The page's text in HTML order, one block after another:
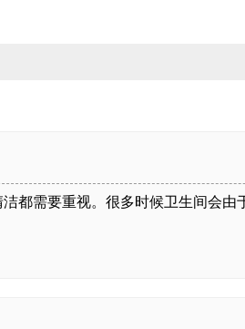
需要重视。很多时候卫生间会由